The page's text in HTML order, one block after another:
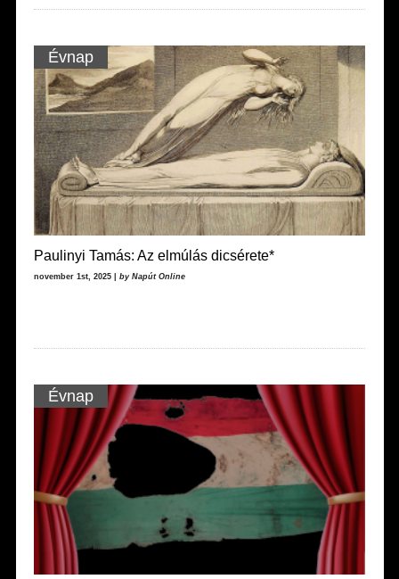
Évnap
Paulinyi Tamás: Az elmúlás dicsérete*
november 1st, 2025 | by Napút Online
Évnap